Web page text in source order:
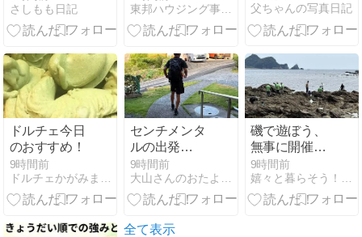
さしもも日記
東邦ハウジング事務員の楽しい日記（笑い）
父ちゃんの写真日記
ドルチェ今日
のおすすめ！
9時間前
センチメンタ
ルの出発
式！！
9時間前
磯で遊ぼう、
無事に開催で
きました☻
9時間前
全て表示